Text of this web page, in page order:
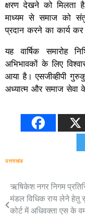
क्षरण देखने को मिलता है,
माध्यम से समाज को
प्रदान करने का कार्य कर
यह वार्षिक समारोह
अभिभावकों के लिए
आया है। एसजीव्हीपी
अध्यात्म और समाज सेवा
उत्तराखंड
Post
navigation
ऋषिकेश नगर निगम
मंडल विधिक राय लेने हेतु
कोर्ट में अधिवक्ता एस के